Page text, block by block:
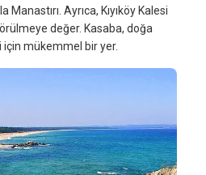
Manastırı. Ayrıca, Kıyıköy Kalesi
değer. Kasaba, doğa
mükemmel bir yer.